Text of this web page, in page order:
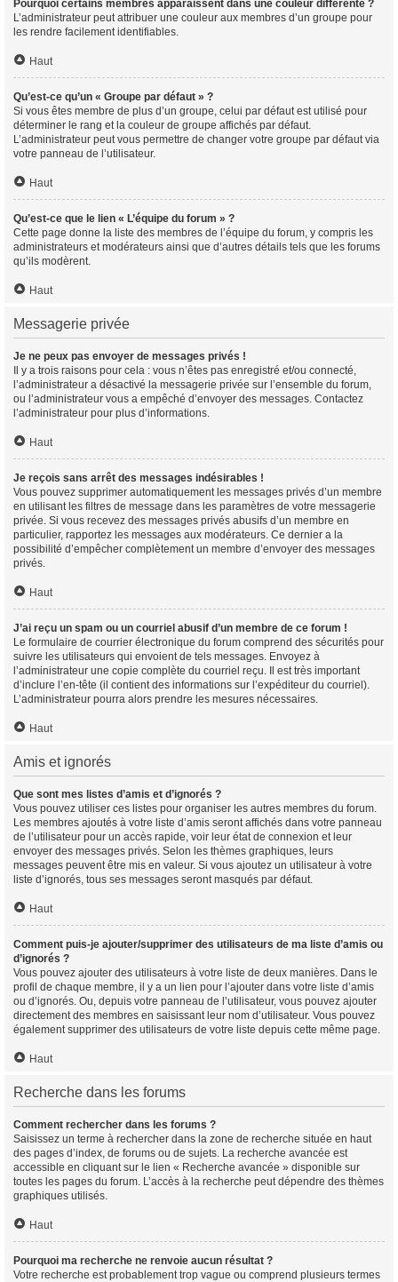
Pourquoi certains membres apparaissent dans une couleur différente ?
L’administrateur peut attribuer une couleur aux membres d’un groupe pour
les rendre facilement identifiables.
Haut
Qu’est-ce qu’un « Groupe par défaut » ?
Si vous êtes membre de plus d’un groupe, celui par défaut est utilisé pour
déterminer le rang et la couleur de groupe affichés par défaut.
L’administrateur peut vous permettre de changer votre groupe par défaut via
votre panneau de l’utilisateur.
Haut
Qu’est-ce que le lien « L’équipe du forum » ?
Cette page donne la liste des membres de l’équipe du forum, y compris les
administrateurs et modérateurs ainsi que d’autres détails tels que les forums
qu’ils modèrent.
Haut
Messagerie privée
Je ne peux pas envoyer de messages privés !
Il y a trois raisons pour cela : vous n’êtes pas enregistré et/ou connecté,
l’administrateur a désactivé la messagerie privée sur l’ensemble du forum,
ou l’administrateur vous a empêché d’envoyer des messages. Contactez
l’administrateur pour plus d’informations.
Haut
Je reçois sans arrêt des messages indésirables !
Vous pouvez supprimer automatiquement les messages privés d’un membre
en utilisant les filtres de message dans les paramètres de votre messagerie
privée. Si vous recevez des messages privés abusifs d’un membre en
particulier, rapportez les messages aux modérateurs. Ce dernier a la
possibilité d’empêcher complètement un membre d’envoyer des messages
privés.
Haut
J’ai reçu un spam ou un courriel abusif d’un membre de ce forum !
Le formulaire de courrier électronique du forum comprend des sécurités pour
suivre les utilisateurs qui envoient de tels messages. Envoyez à
l’administrateur une copie complète du courriel reçu. Il est très important
d’inclure l’en-tête (il contient des informations sur l’expéditeur du courriel).
L’administrateur pourra alors prendre les mesures nécessaires.
Haut
Amis et ignorés
Que sont mes listes d’amis et d’ignorés ?
Vous pouvez utiliser ces listes pour organiser les autres membres du forum.
Les membres ajoutés à votre liste d’amis seront affichés dans votre panneau
de l’utilisateur pour un accès rapide, voir leur état de connexion et leur
envoyer des messages privés. Selon les thèmes graphiques, leurs
messages peuvent être mis en valeur. Si vous ajoutez un utilisateur à votre
liste d’ignorés, tous ses messages seront masqués par défaut.
Haut
Comment puis-je ajouter/supprimer des utilisateurs de ma liste d’amis ou
d’ignorés ?
Vous pouvez ajouter des utilisateurs à votre liste de deux manières. Dans le
profil de chaque membre, il y a un lien pour l’ajouter dans votre liste d’amis
ou d’ignorés. Ou, depuis votre panneau de l’utilisateur, vous pouvez ajouter
directement des membres en saisissant leur nom d’utilisateur. Vous pouvez
également supprimer des utilisateurs de votre liste depuis cette même page.
Haut
Recherche dans les forums
Comment rechercher dans les forums ?
Saisissez un terme à rechercher dans la zone de recherche située en haut
des pages d’index, de forums ou de sujets. La recherche avancée est
accessible en cliquant sur le lien « Recherche avancée » disponible sur
toutes les pages du forum. L’accès à la recherche peut dépendre des thèmes
graphiques utilisés.
Haut
Pourquoi ma recherche ne renvoie aucun résultat ?
Votre recherche est probablement trop vague ou comprend plusieurs termes